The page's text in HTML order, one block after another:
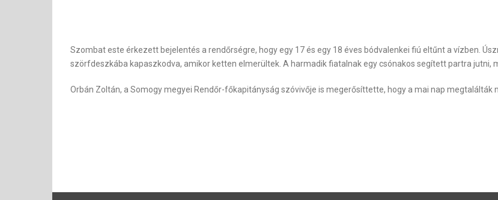
Szombat este érkezett bejelentés a rendőrségre, hogy egy 17 és egy 18 éves bódvalenkei fiú eltűnt a vízben.
szörfdeszkába kapaszkodva, amikor ketten elmerültek. A harmadik fiatalnak egy csónakos segített partra jutni,
Orbán Zoltán, a Somogy megyei Rendőr-főkapitányság szóvivője is megerősíttette, hogy a mai nap megtalálták